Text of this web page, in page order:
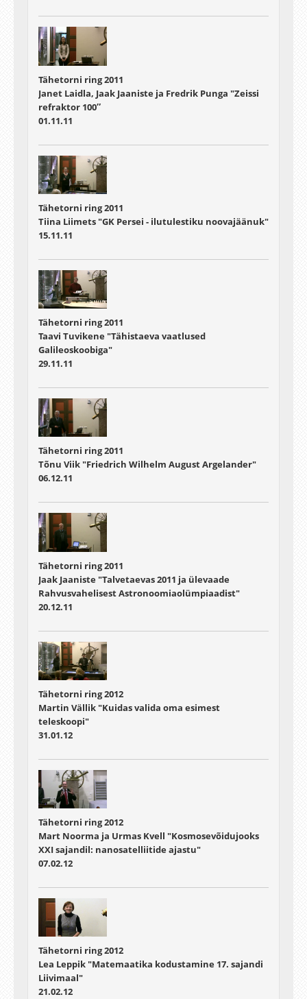
Tähetorni ring 2011
Janet Laidla, Jaak Jaaniste ja Fredrik Punga "Zeissi
refraktor 100″
01.11.11
Tähetorni ring 2011
Tiina Liimets "GK Persei - ilutulestiku noovajäänuk"
15.11.11
Tähetorni ring 2011
Taavi Tuvikene "Tähistaeva vaatlused
Galileoskoobiga"
29.11.11
Tähetorni ring 2011
Tõnu Viik "Friedrich Wilhelm August Argelander"
06.12.11
Tähetorni ring 2011
Jaak Jaaniste "Talvetaevas 2011 ja ülevaade
Rahvusvahelisest Astronoomiaolümpiaadist"
20.12.11
Tähetorni ring 2012
Martin Vällik "Kuidas valida oma esimest
teleskoopi"
31.01.12
Tähetorni ring 2012
Mart Noorma ja Urmas Kvell "Kosmosevõidujooks
XXI sajandil: nanosatelliitide ajastu"
07.02.12
Tähetorni ring 2012
Lea Leppik "Matemaatika kodustamine 17. sajandi
Liivimaal"
21.02.12